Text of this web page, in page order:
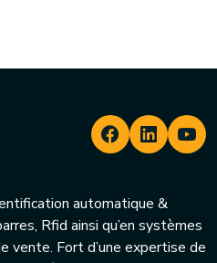
automatique &
Rfid ainsi qu’en systèmes
vente. Fort d’une expertise de